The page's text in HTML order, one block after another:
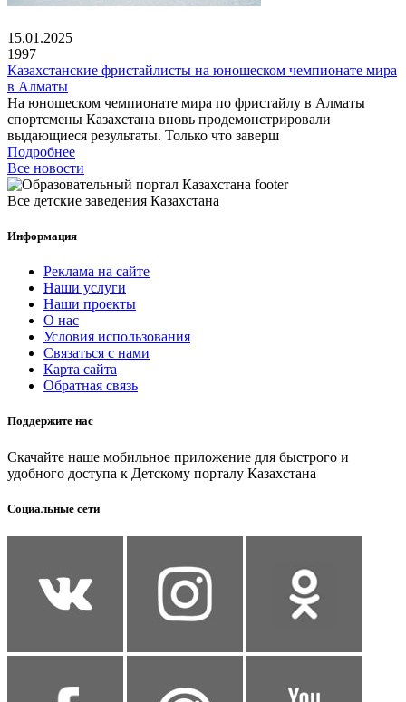
15.01.2025
1997
Казахстанские фристайлисты на юношеском чемпионате мира
в Алматы
На юношеском чемпионате мира по фристайлу в Алматы
спортсмены Казахстана вновь продемонстрировали
выдающиеся результаты. Только что заверш
Подробнее
Все новости
Все детские заведения Казахстана
Информация
Реклама на сайте
Наши услуги
Наши проекты
О нас
Условия использования
Связаться с нами
Карта сайта
Обратная связь
Поддержите нас
Скачайте наше мобильное приложение для быстрого и
удобного доступа к Детскому порталу Казахстана
Социальные сети